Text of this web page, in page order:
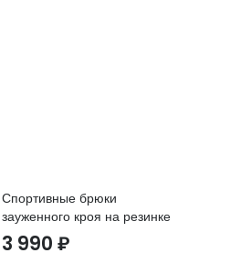
Спортивные брюки
зауженного кроя на резинке
3 990 ₽